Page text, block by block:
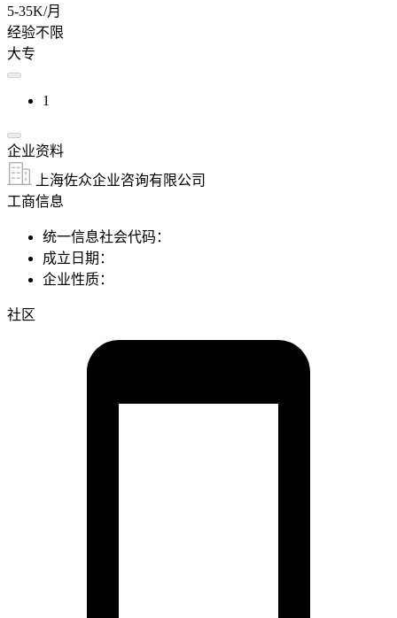
5-35K/月
经验不限
大专
1
企业资料
上海佐众企业咨询有限公司
工商信息
统一信息社会代码：
成立日期：
企业性质：
社区